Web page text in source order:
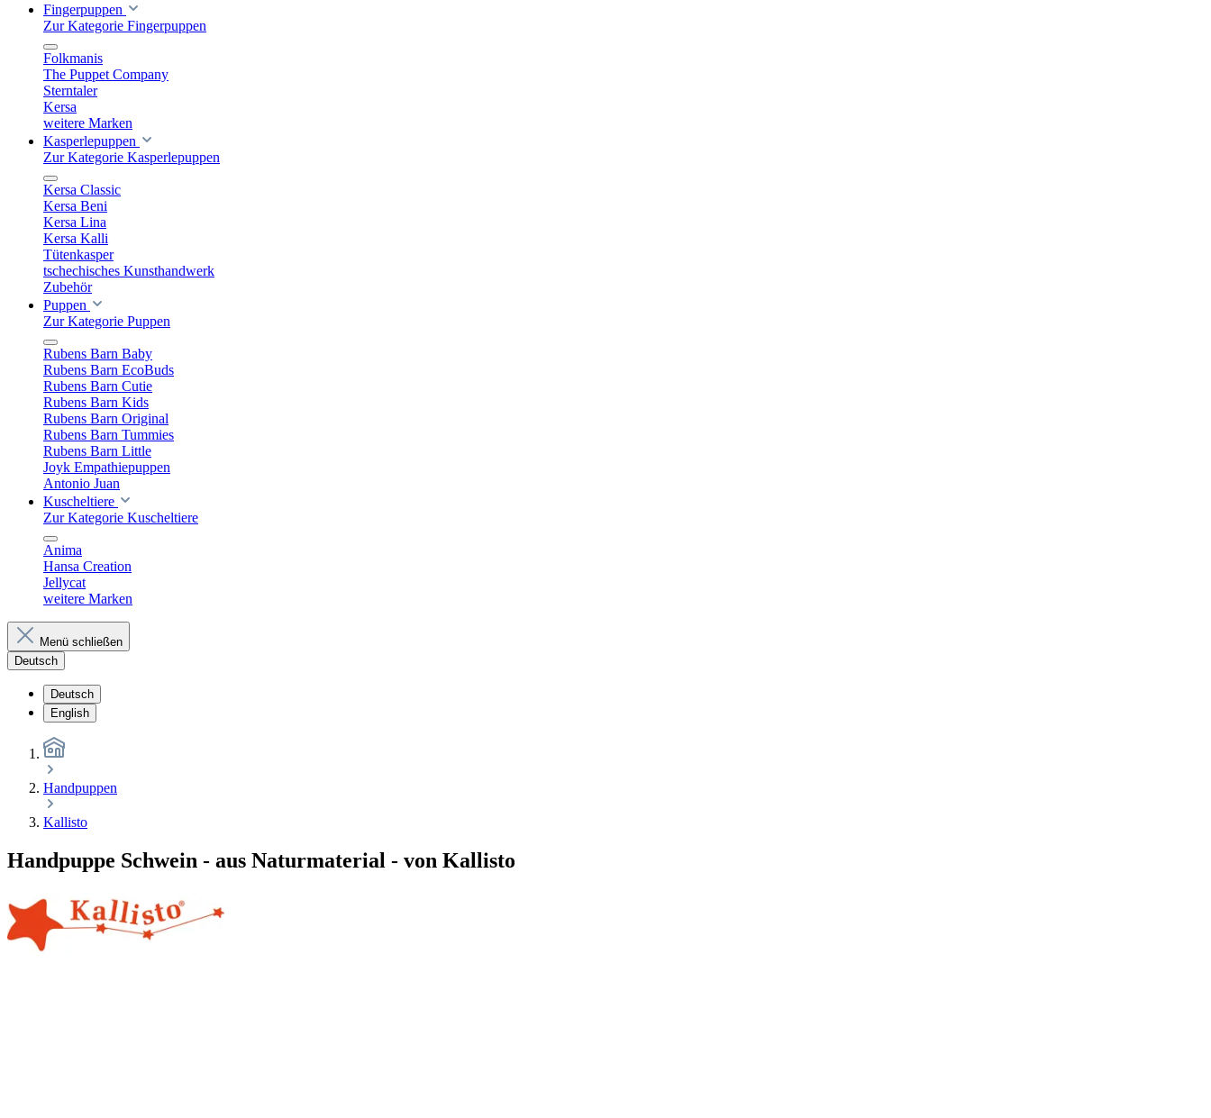
Fingerpuppen
Zur Kategorie Fingerpuppen
Folkmanis
The Puppet Company
Sterntaler
Kersa
weitere Marken
Kasperlepuppen
Zur Kategorie Kasperlepuppen
Kersa Classic
Kersa Beni
Kersa Lina
Kersa Kalli
Tütenkasper
tschechisches Kunsthandwerk
Zubehör
Puppen
Zur Kategorie Puppen
Rubens Barn Baby
Rubens Barn EcoBuds
Rubens Barn Cutie
Rubens Barn Kids
Rubens Barn Original
Rubens Barn Tummies
Rubens Barn Little
Joyk Empathiepuppen
Antonio Juan
Kuscheltiere
Zur Kategorie Kuscheltiere
Anima
Hansa Creation
Jellycat
weitere Marken
Menü schließen
Deutsch
Deutsch
English
Handpuppen
Kallisto
Handpuppe Schwein - aus Naturmaterial - von Kallisto